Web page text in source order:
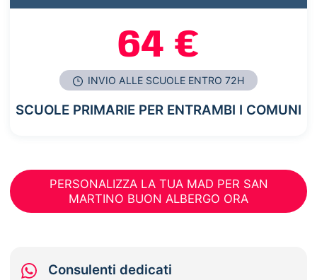
64 €
INVIO ALLE SCUOLE ENTRO 72H
SCUOLE PRIMARIE PER ENTRAMBI I COMUNI
PERSONALIZZA LA TUA MAD PER SAN
MARTINO BUON ALBERGO ORA
Consulenti dedicati